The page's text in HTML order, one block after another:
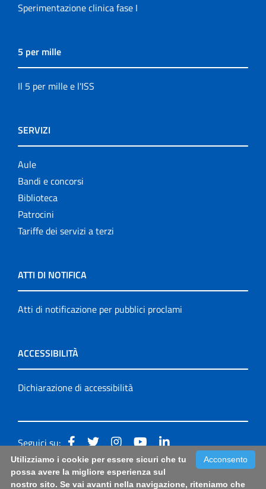
Sperimentazione clinica fase I
5 per mille
Il 5 per mille e l'ISS
SERVIZI
Aule
Bandi e concorsi
Biblioteca
Patrocini
Tariffe dei servizi a terzi
ATTI DI NOTIFICA
Atti di notificazione per pubblici proclami
ACCESSIBILITÀ
Dichiarazione di accessibilità
Seguici su:
Accessibilità: form di segnalazione di prima istanza per
Acconsento
Utilizziamo i cookie per essere sicuri che tu
possa avere la migliore esperienza sul
nostro sito. Se vai avanti nella navigazione, riteniamo che